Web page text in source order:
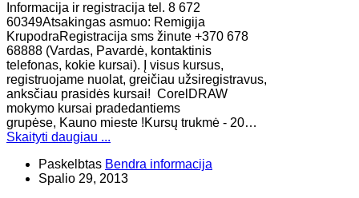
Informacija ir registracija tel. 8 672
60349Atsakingas asmuo: Remigija
KrupodraRegistracija sms žinute +370 678
68888 (Vardas, Pavardė, kontaktinis
telefonas, kokie kursai). Į visus kursus,
registruojame nuolat, greičiau užsiregistravus,
anksčiau prasidės kursai! CorelDRAW
mokymo kursai pradedantiems
grupėse, Kauno mieste !Kursų trukmė - 20…
Skaityti daugiau ...
Paskelbtas Bendra informacija
Spalio 29, 2013